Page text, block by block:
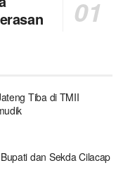
Tiba di TMII
dan Sekda Cilacap